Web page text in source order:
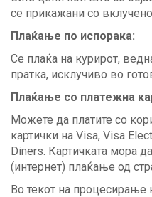
се прикажани со
Плаќање по испорака:
Се плаќа на курирот,
пратка, исклучиво во
Плаќање со платежна
Можете да платите со
картички на Visa, Visa
Diners. Картичката мора
(интернет) плаќање од
Во текот на процесирање